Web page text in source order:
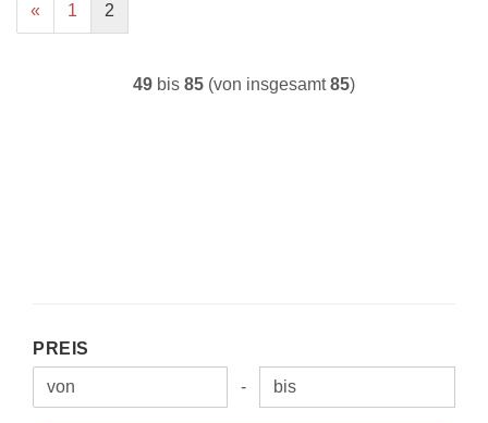
« 1 2
49 bis 85 (von insgesamt85)
PREIS
PREIS
Preis bis -